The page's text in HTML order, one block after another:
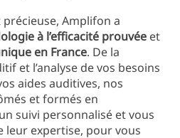
précieuse, Amplifon a
à l’efficacité prouvée et
en France. De la
et l’analyse de vos besoins
aides auditives, nos
et formés en
suivi personnalisé et vous
expertise, pour vous